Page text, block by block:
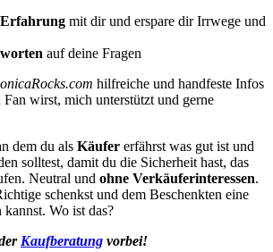
Erfahrung mit dir und erspare dir Irrwege und
auf deine Fragen
hilfreiche und handfeste Infos
Fan wirst, mich unterstützt und gerne
dem du als Käufer erfährst was gut ist und
solltest, damit du die Sicherheit hast, das
Neutral und ohne Verkäuferinteressen.
schenkst und dem Beschenkten eine
kannst. Wo ist das?
Kaufberatung vorbei!